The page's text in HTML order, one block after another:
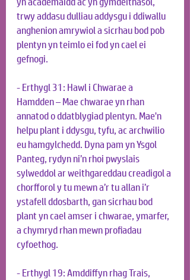
trwy addasu dulliau addysgu i ddiwallu
anghenion amrywiol a sicrhau bod pob
plentyn yn teimlo ei fod yn cael ei
gefnogi.
- Erthygl 31: Hawl i Chwarae a
Hamdden – Mae chwarae yn rhan
annatod o ddatblygiad plentyn. Mae'n
helpu plant i ddysgu, tyfu, ac archwilio
eu hamgylchedd. Dyna pam yn Ysgol
Panteg, rydyn ni’n rhoi pwyslais
sylweddol ar weithgareddau creadigol a
chorfforol y tu mewn a’r tu allan i’r
ystafell ddosbarth, gan sicrhau bod
plant yn cael amser i chwarae, ymarfer,
a chymryd rhan mewn profiadau
cyfoethog.
- Erthygl 19: Amddiffyn rhag Trais,